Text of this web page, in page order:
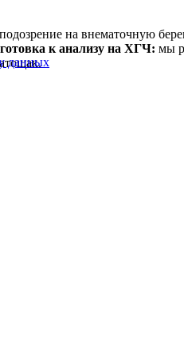
данных
на внематочную
к анализу на ХГЧ: мы